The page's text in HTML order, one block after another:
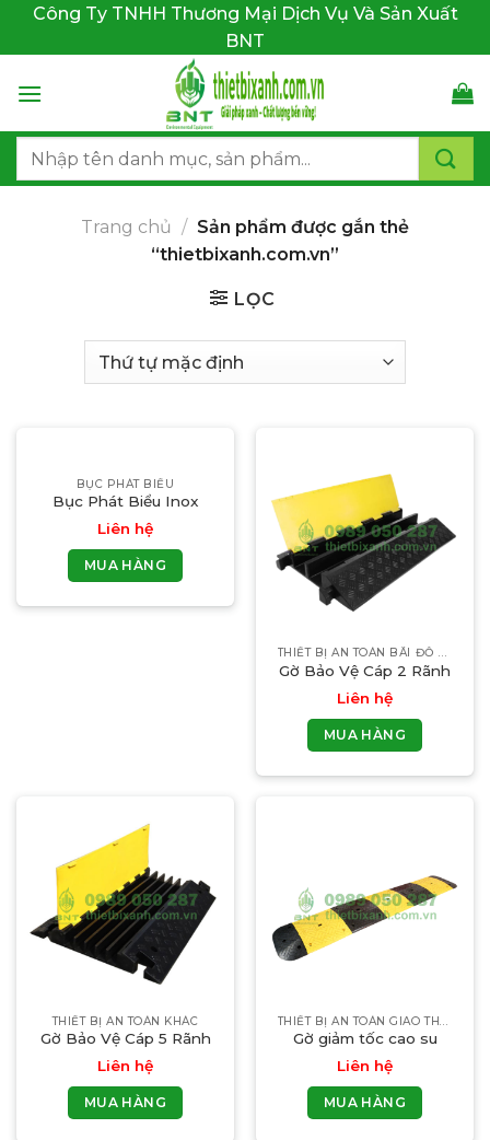
dung
Công Ty TNHH Thương Mại Dịch Vụ Và Sản Xuất
BNT
Tìm
Trang chủ / Sản phẩm được gắn thẻ
“thietbixanh.com.vn”
LỌC
BỤC PHÁT BIỂU
Bục Phát Biểu Inox
Liên hệ
MUA HÀNG
THIẾT BỊ AN TOÀN BÃI ĐỖ XE
Gờ Bảo Vệ Cáp 2 Rãnh
Liên hệ
MUA HÀNG
THIẾT BỊ AN TOÀN KHÁC
Gờ Bảo Vệ Cáp 5 Rãnh
Liên hệ
MUA HÀNG
THIẾT BỊ AN TOÀN GIAO THÔNG
Gờ giảm tốc cao su
Liên hệ
MUA HÀNG